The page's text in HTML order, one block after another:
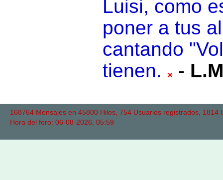
Luisi, como
poner a tus
cantando
tienen.
- L.M
168764 Mensajes en 45800 Hilos, 754 Usuarios registrados,
Hora del foro: 06-08-2026, 05:59